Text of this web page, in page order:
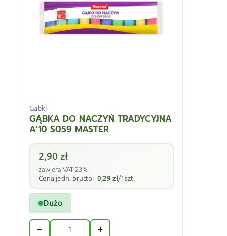
Gąbki
GĄBKA DO NACZYŃ TRADYCYJNA
A’10 S059 MASTER
2,90 zł
zawiera VAT 23%
Cena jedn. brutto: 0,29 zł/1szt.
Dużo
− +